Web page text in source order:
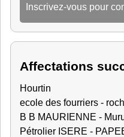
Inscrivez-vous pour
Affectations
Hourtin
ecole des fourriers -
B B MAURIENNE -
Pétrolier ISERE -